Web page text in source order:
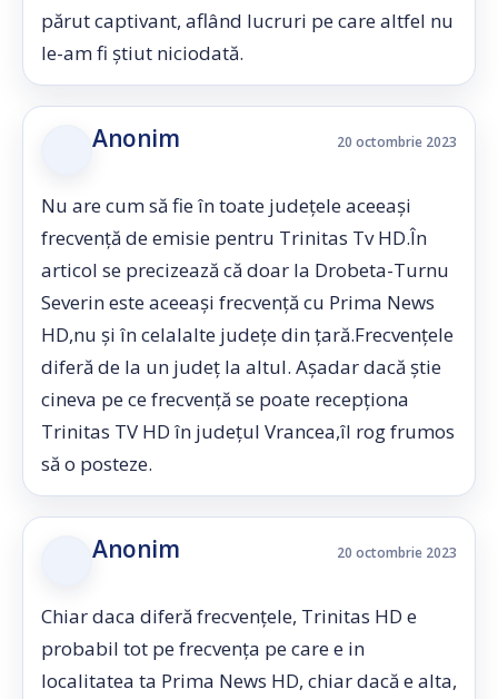
părut captivant, aflând lucruri pe care altfel nu
le-am fi știut niciodată.
Anonim 20 octombrie 2023
Nu are cum să fie în toate județele aceeași
frecvență de emisie pentru Trinitas Tv HD.În
articol se precizează că doar la Drobeta-Turnu
Severin este aceeași frecvență cu Prima News
HD,nu și în celalalte județe din țară.Frecvențele
diferă de la un județ la altul. Așadar dacă știe
cineva pe ce frecvență se poate recepționa
Trinitas TV HD în județul Vrancea,îl rog frumos
să o posteze.
Anonim 20 octombrie 2023
Chiar daca diferă frecvențele, Trinitas HD e
probabil tot pe frecvența pe care e in
localitatea ta Prima News HD, chiar dacă e alta,